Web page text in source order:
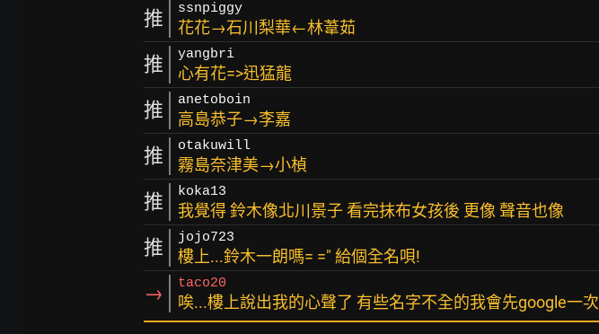
推 ssnpiggy
花花→石川梨華←林葦茹
推 yangbri
心有花=>迅猛龍
推 anetoboin
高島恭子→李嘉
推 otakuwill
霧島奈津美→小楨
推 koka13
我覺得 鈴木像北川景子 看完抹布女孩後 更像 聲音也像
推 jojo723
樓上...鈴木一朗嗎= =" 給個全名唄!
→ taco20
唉...樓上說出我的心聲了 有些名字不全的我會先google一次